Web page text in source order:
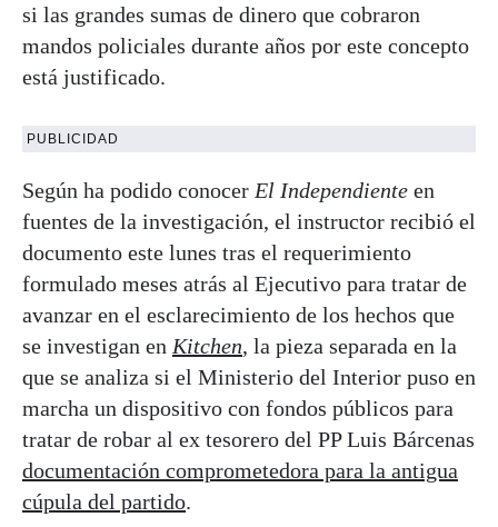
si las grandes sumas de dinero que cobraron
mandos policiales durante años por este concepto
está justificado.
PUBLICIDAD
Según ha podido conocer El Independiente en
fuentes de la investigación, el instructor recibió el
documento este lunes tras el requerimiento
formulado meses atrás al Ejecutivo para tratar de
avanzar en el esclarecimiento de los hechos que
se investigan en Kitchen, la pieza separada en la
que se analiza si el Ministerio del Interior puso en
marcha un dispositivo con fondos públicos para
tratar de robar al ex tesorero del PP Luis Bárcenas
documentación comprometedora para la antigua
cúpula del partido.